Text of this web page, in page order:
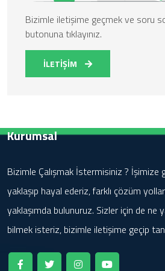
Bizimle iletişime geçmek ve soru
butonuna tıklayınız.
İLETİŞİM
Kurumsal
Bizimle Çalışmak İstermisiniz ? İşimize
yaklaşıp hayal ederiz, farklı çözüm
yaklaşımda bulunuruz. Sizler için de ne
bilmek isteriz, bizimle iletişime geçip